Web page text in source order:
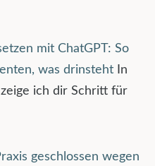
mit ChatGPT: So
was drinsteht
In
ich dir Schritt für
geschlossen wegen